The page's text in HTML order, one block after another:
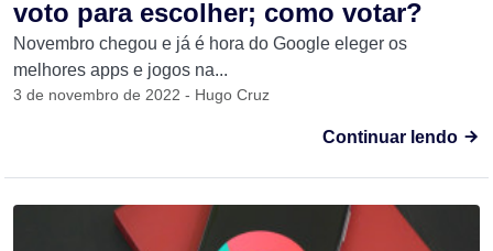
voto para escolher; como votar?
Novembro chegou e já é hora do Google eleger os
melhores apps e jogos na...
3 de novembro de 2022 - Hugo Cruz
Continuar lendo